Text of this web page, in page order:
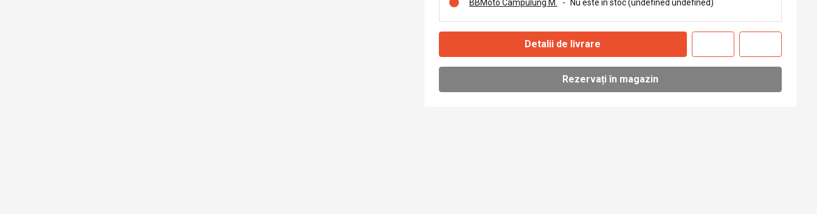
BBMoto Câmpulung M.
- Nu este în stoc (undefined undefined)
Detalii de livrare
Rezervați în magazin